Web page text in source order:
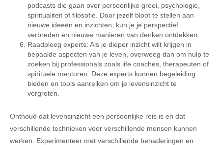
podcasts die gaan over persoonlijke groei, psychologie,
spiritualiteit of filosofie. Door jezelf bloot te stellen aan
nieuwe ideeën en inzichten, kun je je perspectief
verbreden en nieuwe manieren van denken ontdekken.
Raadpleeg experts: Als je dieper inzicht wilt krijgen in
bepaalde aspecten van je leven, overweeg dan om hulp te
zoeken bij professionals zoals life coaches, therapeuten of
spirituele mentoren. Deze experts kunnen begeleiding
bieden en tools aanreiken om je levensinzicht te
vergroten.
Onthoud dat levensinzicht een persoonlijke reis is en dat
verschillende technieken voor verschillende mensen kunnen
werken. Experimenteer met verschillende benaderingen en